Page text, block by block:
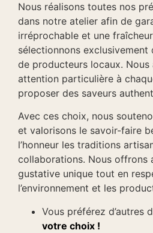
Nous réalisons toutes nos
dans notre atelier afin de
irréprochable et une
sélectionnons
de producteurs locaux.
attention particulière à
proposer des saveurs
Avec ces choix, nous
et valorisons le savoir-faire
l’honneur les traditions
collaborations. Nous offrons
gustative unique tout en
l’environnement et les
Vous préférez d’autres
votre choix !